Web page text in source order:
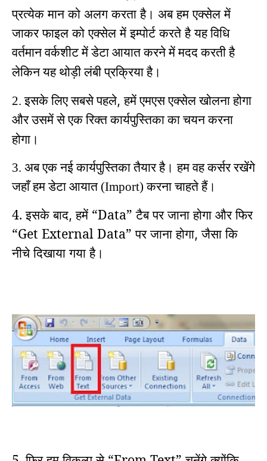
प्रत्येक मान को अलग करता है। अब हम एक्सेल में
जाकर फाइल को एक्सेल में इम्पोर्ट करते हैयह विधि
वर्तमान वर्कशीट में डेटा आयात करने में मदद करती है
लेकिन यह थोड़ी लंबी प्रक्रिया है।
2. इसके लिए सबसे पहले,हमें एमएस एक्सेल खोलना होगा
और उसमें से एक रिक्त कार्यपुस्तिका का चयन करना
होगा।
3. अब एक नई कार्यपुस्तिका तैयार है। हम वह कर्सर रखेंगे
जहाँ हम डेटा आयात (Import) करना चाहते हैं।
4. इसके बाद,हमें “Data” टैब पर जाना होगा और फिर
“Get External Data” पर जाना होगा,जैसा कि
नीचे दिखाया गया है।